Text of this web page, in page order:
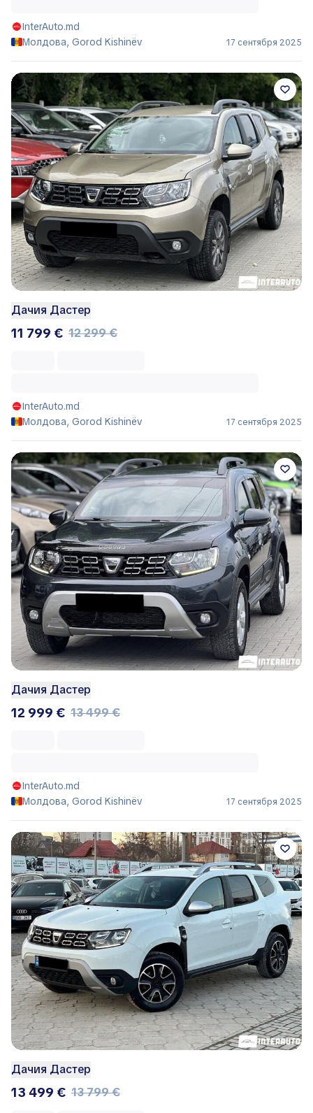
InterAuto.md
Молдова, Gorod Kishinëv
17 сентября 2025
Дачия Дастер
11 799 € 12 299 €
InterAuto.md
Молдова, Gorod Kishinëv
17 сентября 2025
Дачия Дастер
12 999 € 13 499 €
InterAuto.md
Молдова, Gorod Kishinëv
17 сентября 2025
Дачия Дастер
13 499 € 13 799 €